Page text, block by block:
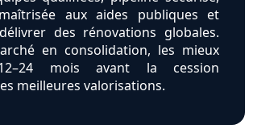
aux aides publiques et
des rénovations globales.
en consolidation, les mieux
mois avant la cession
meilleures valorisations.